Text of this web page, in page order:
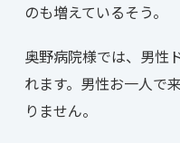
のも増えているそう。
奥野病院様では、男性
れます。男性お一人で
りません。